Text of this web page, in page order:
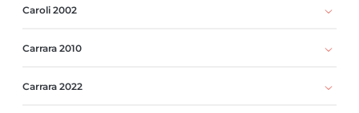
Caroli 2002
Carrara 2010
Carrara 2022